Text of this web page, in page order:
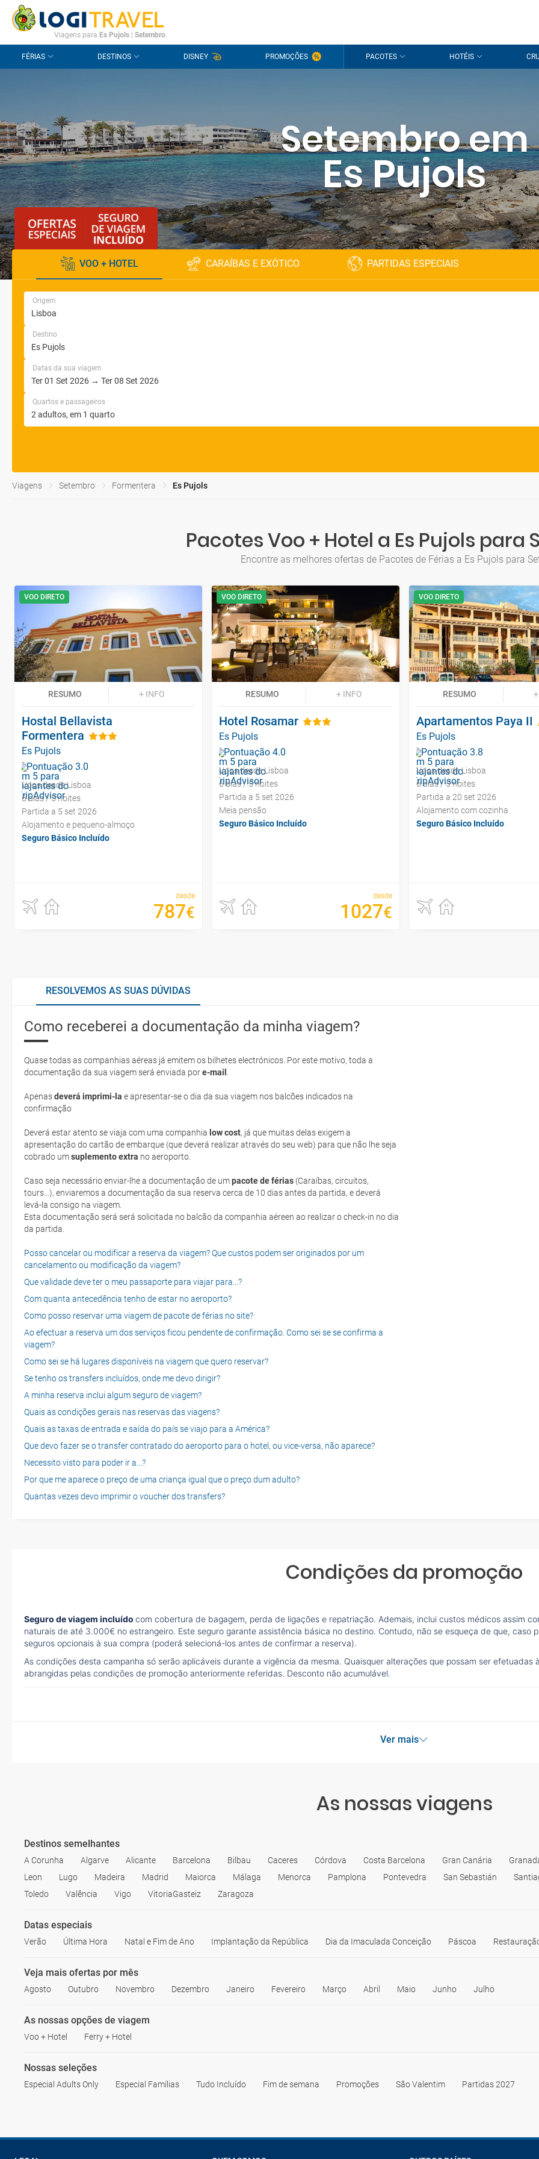
CONTACTO PERGUNTAS FREQUENTES
Viagens para Es Pujols Setembro.
FÉRIAS DESTINOS DISNEY PROMOÇÕES PACOTES HOTÉIS
Setembro em
Es Pujols
VOO + HOTEL CARAÍBAS E EXÓTICO PARTIDAS ESPECIAIS
Origem
Destino
Datas da sua viagem
Quartos e passageiros
Viagens Setembro Formentera Es Pujols
Pacotes Voo + Hotel a Es Pujols para
Encontre as melhores ofertas de Pacotes de Férias a Es Pujols para
VOO DIRETO
RESUMO + INFO
Hostal Bellavista
Formentera
Es Pujols
Voos desde Lisboa
6 dias / 5 noites
Partida a 5 set 2026
Alojamento e pequeno-almoço
Seguro Básico Incluído
desde
787€
VOO DIRETO
RESUMO + INFO
Hotel Rosamar
Es Pujols
Voos desde Lisboa
6 dias / 5 noites
Partida a 5 set 2026
Meia pensão
Seguro Básico Incluído
desde
1027€
VOO DIRETO
RESUMO
Apartamentos Paya II
Es Pujols
Voos desde Lisboa
6 dias / 5 noites
Partida a 20 set 2026
Alojamento com cozinha
Seguro Básico Incluído
RESOLVEMOS AS SUAS DÚVIDAS
Como receberei a documentação da minha viagem?
Quase todas as companhias aéreas já emitem os bilhetes electrónicos. Por este motivo, toda a
documentação da sua viagem será enviada pore-mail
Apenasdeverá imprimi-la e apresentar-se o dia da sua viagem nos balcões indicados na
confirmação
Deverá estar atento se viaja com uma companhia low cost, já que muitas delas exigem a
apresentação do cartão de embarque (que deverá realizar através do seu web) para que não lhe seja
cobrado umsuplemento extra no aeroporto.
Caso seja necessário enviar-lhe a documentação de umpacote de férias (Caraíbas, circuitos,
tours...), enviaremos a documentação da sua reserva cerca de 10 dias antes da partida, e deverá
levá-la consigo na viagem.
Esta documentação será será solicitada no balcão da companhia aéreen ao realizar o check-in no dia
da partida.
Posso cancelar ou modificar a reserva da viagem? Que custos podem ser originados por um
cancelamento ou modificação da viagem?
Que validade deve ter o meu passaporte para viajar para...?
Com quanta antecedência tenho de estar no aeroporto?
Como posso reservar uma viagem de pacote de férias no site?
Ao efectuar a reserva um dos serviços ficou pendente de confirmação. Como sei se se confirma a
viagem?
Como sei se há lugares disponíveis na viagem que quero reservar?
Se tenho os transfers incluídos, onde me devo dirigir?
A minha reserva inclui algum seguro de viagem?
Quais as condições gerais nas reservas das viagens?
Quais as taxas de entrada e saída do país se viajo para a América?
Que devo fazer se o transfer contratado do aeroporto para o hotel, ou vice-versa, não aparece?
Necessito visto para poder ir a...?
Por que me aparece o preço de uma criança igual que o preço dum adulto?
Quantas vezes devo imprimir o voucher dos transfers?
Condições da promoção
Seguro de viagem incluído com cobertura de bagagem, perda de ligações e repatriação. Ademais, inclui custos médicos assim
naturais de até 3.000€ no estrangeiro. Este seguro garante assistência básica no destino. Contudo, não se esqueça de que,
seguros opcionais à sua compra (poderá selecioná-los antes de confirmar a reserva).
As condições desta campanha só serão aplicáveis durante a vigência da mesma. Quaisquer alterações que possam ser
abrangidas pelas condições de promoção anteriormente referidas. Desconto não acumulável.
Ver mais
As nossas viagens
Destinos semelhantes
A Corunha Algarve Alicante Barcelona Bilbau Caceres Córdova Costa Barcelona Gran Canária
Leon
Lugo Madeira Madrid Maiorca Málaga Menorca Pamplona Pontevedra San Sebastián
Toledo
Valência Vigo VitoriaGasteiz Zaragoza
Datas especiais
Verão Última Hora Natal e Fim de Ano Implantação da República Dia da Imaculada Conceição Páscoa
Veja mais ofertas por mês
Agosto Outubro Novembro Dezembro Janeiro Fevereiro Março Abril Maio Junho Julho
As nossas opções de viagem
Voo + Hotel Ferry + Hotel
Nossas seleções
Especial Adults Only Especial Famílias Tudo Incluído Fim de semana Promoções São Valentim Partidas 2027